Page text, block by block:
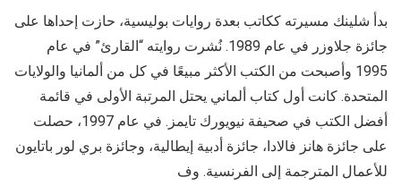
بدأ شلينك مسيرته ككاتب بعدة روايات بوليسية، حازت إحداها على
جائزة جلاوزر في عام 1989. نُشرت روايته “القارئ” في عام
1995 وأصبحت من الكتب الأكثر مبيعًا في كل من ألمانيا والولايات
المتحدة. كانت أول كتاب ألماني يحتل المرتبة الأولى في قائمة
أفضل الكتب في صحيفة نيويورك تايمز. في عام 1997، حصلت
على جائزة هانز فالادا، جائزة أدبية إيطالية، وجائزة بري لور باتايون
للأعمال المترجمة إلى الفرنسية. وف